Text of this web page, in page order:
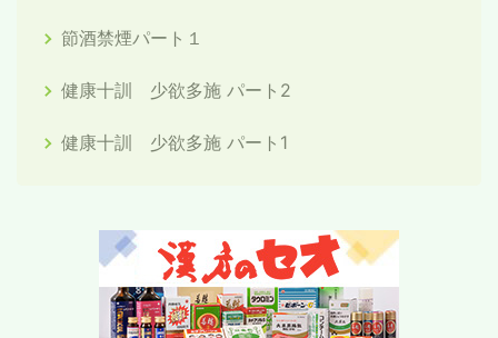
節酒禁煙パート１
健康十訓 少欲多施 パート2
健康十訓 少欲多施 パート1